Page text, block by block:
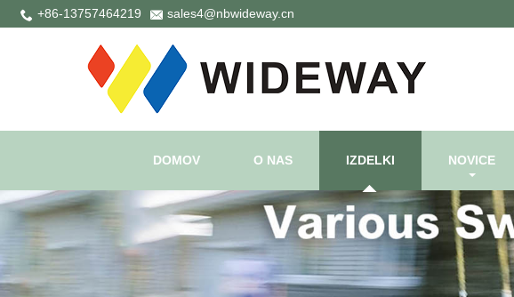
+86-13757464219 sales4@nbwideway.cn
DOMOV O NAS IZDELKI NOVICE